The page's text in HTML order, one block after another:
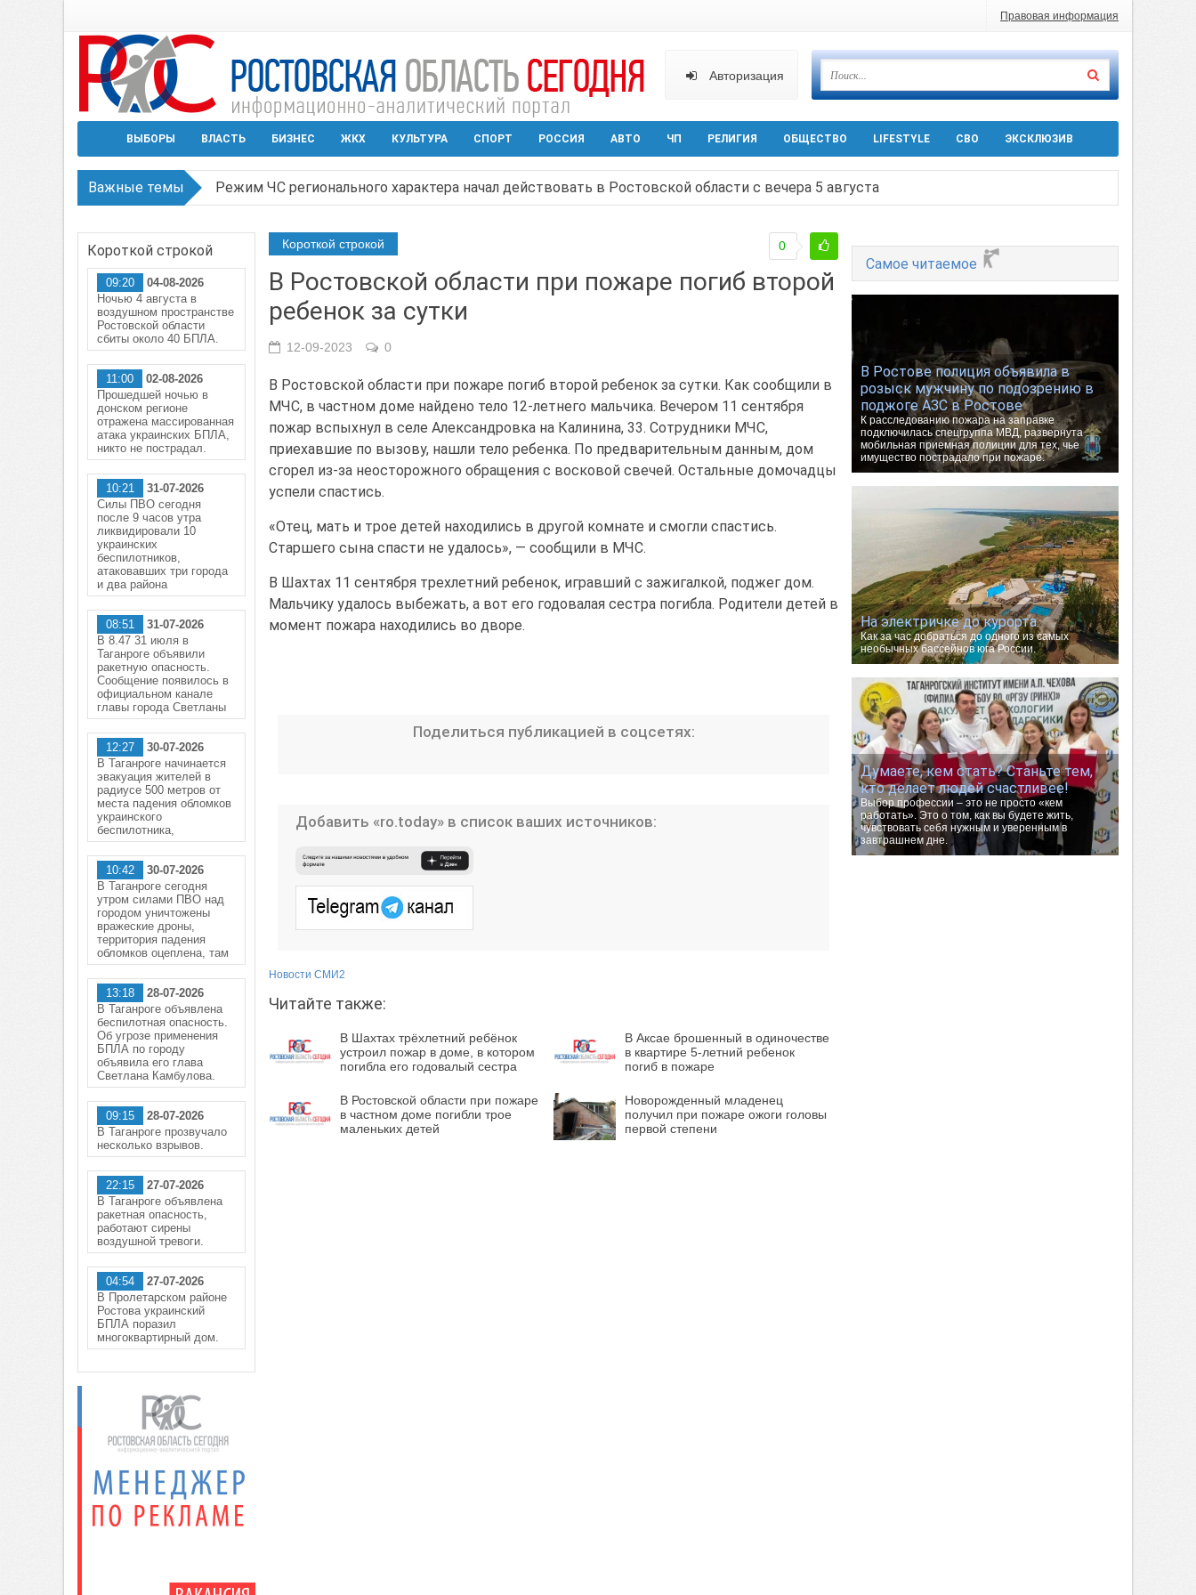
Правовая информация
Авторизация
ВЫБОРЫ ВЛАСТЬ БИЗНЕС ЖКХ КУЛЬТУРА СПОРТ РОССИЯ АВТО ЧП РЕЛИГИЯ ОБЩЕСТВО LIFESTYLE СВО ЭКСКЛЮЗИВ
Важные темы Режим ЧС регионального характера начал действовать в Ростовской области с вечера 5 августа
В Ростове задержан подозреваемый в ночном поджоге — сгорела АЗС и около двух десятков машин
Среди детей, ставших жертвами вражеской атаки в Геленжике, два малыша из Шахт
Около 150 беспилотников прошедшей ночью атаковали три города и семь районов Ростовской области
Короткой строкой
В Ростовской области при пожаре погиб второй
ребенок за сутки
0
12-09-2023 0
В Ростовской области при пожаре погиб второй ребенок за сутки. Как сообщили в
МЧС, в частном доме найдено тело 12-летнего мальчика. Вечером 11 сентября
пожар вспыхнул в селе Александровка на Калинина, 33. Сотрудники МЧС,
приехавшие по вызову, нашли тело ребенка. По предварительным данным, дом
сгорел из-за неосторожного обращения с восковой свечей. Остальные домочадцы
успели спастись.
«Отец, мать и трое детей находились в другой комнате и смогли спастись.
Старшего сына спасти не удалось», — сообщили в МЧС.
В Шахтах 11 сентября трехлетний ребенок, игравший с зажигалкой, поджег дом.
Мальчику удалось выбежать, а вот его годовалая сестра погибла. Родители детей в
момент пожара находились во дворе.
Поделиться публикацией в соцсетях:
Добавить «ro.today» в список ваших источников:
Новости СМИ2
Читайте также:
В Шахтах трёхлетний ребёнок
устроил пожар в доме, в котором
погибла его годовалый сестра
В Аксае брошенный в одиночестве
в квартире 5-летний ребенок
погиб в пожаре
В Ростовской области при пожаре
в частном доме погибли трое
маленьких детей
Новорожденный младенец
получил при пожаре ожоги головы
первой степени
Самое читаемое
В Ростове полиция объявила в
розыск мужчину по подозрению в
поджоге АЗС в Ростове
К расследованию пожара на заправке
подключилась спецгруппа МВД, развернута
мобильная приемная полиции для тех, чье
имущество пострадало при пожаре.
На электричке до курорта.
Как за час добраться до одного из самых
необычных бассейнов юга России.
Думаете, кем стать? Станьте тем,
кто делает людей счастливее!
Выбор профессии – это не просто «кем
работать». Это о том, как вы будете жить,
чувствовать себя нужным и уверенным в
завтрашнем дне.
Короткой строкой
09:20
04-08-2026
Ночью 4 августа в
воздушном пространстве
Ростовской области
сбиты около 40 БПЛА.
11:00
02-08-2026
Прошедшей ночью в
донском регионе
отражена массированная
атака украинских БПЛА,
никто не пострадал.
10:21
31-07-2026
Силы ПВО сегодня
после 9 часов утра
ликвидировали 10
украинских
беспилотников,
атаковавших три города
и два района
08:51
31-07-2026
В 8.47 31 июля в
Таганроге объявили
ракетную опасность.
Сообщение появилось в
официальном канале
главы города Светланы
12:27
30-07-2026
В Таганроге начинается
эвакуация жителей в
радиусе 500 метров от
места падения обломков
украинского
беспилотника,
10:42
30-07-2026
В Таганроге сегодня
утром силами ПВО над
городом уничтожены
вражеские дроны,
территория падения
обломков оцеплена, там
13:18
28-07-2026
В Таганроге объявлена
беспилотная опасность.
Об угрозе применения
БПЛА по городу
объявила его глава
Светлана Камбулова.
09:15
28-07-2026
В Таганроге прозвучало
несколько взрывов.
22:15
27-07-2026
В Таганроге объявлена
ракетная опасность,
работают сирены
воздушной тревоги.
04:54
27-07-2026
В Пролетарском районе
Ростова украинский
БПЛА поразил
многоквартирный дом.